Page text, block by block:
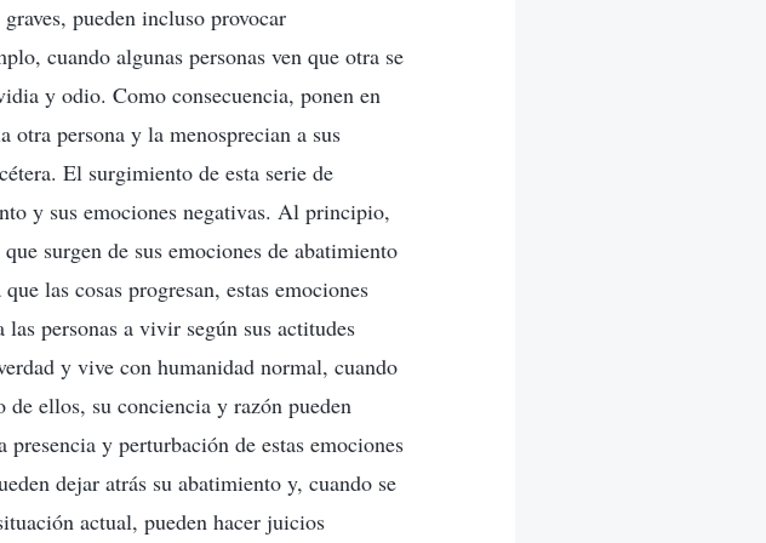
pueden incluso provocar
cuando algunas personas ven que otra se
y odio. Como consecuencia, ponen en
otra persona y la menosprecian a sus
El surgimiento de esta serie de
y sus emociones negativas. Al principio,
surgen de sus emociones de abatimiento
las cosas progresan, estas emociones
personas a vivir según sus actitudes
y vive con humanidad normal, cuando
de ellos, su conciencia y razón pueden
y perturbación de estas emociones
dejar atrás su abatimiento y, cuando se
actual, pueden hacer juicios